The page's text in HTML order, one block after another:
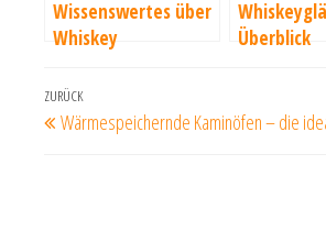
Wissenswertes über
Whiskey
Überblick
Beitragsnavigation
Vorheriger
Beitrag
ZURÜCK
Wärmespeichernde Kaminöfen – die